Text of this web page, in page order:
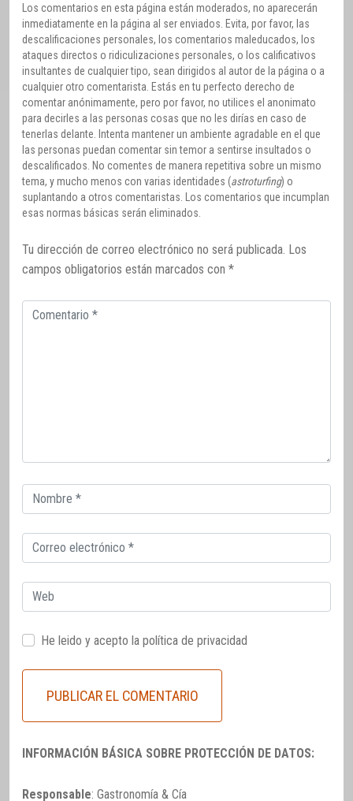
Los comentarios en esta página están moderados, no aparecerán
inmediatamente en la página al ser enviados. Evita, por favor, las
descalificaciones personales, los comentarios maleducados, los
ataques directos o ridiculizaciones personales, o los calificativos
insultantes de cualquier tipo, sean dirigidos al autor de la página o a
cualquier otro comentarista. Estás en tu perfecto derecho de
comentar anónimamente, pero por favor, no utilices el anonimato
para decirles a las personas cosas que no les dirías en caso de
tenerlas delante. Intenta mantener un ambiente agradable en el que
las personas puedan comentar sin temor a sentirse insultados o
descalificados. No comentes de manera repetitiva sobre un mismo
tema, y mucho menos con varias identidades (astroturfing) o
suplantando a otros comentaristas. Los comentarios que incumplan
esas normas básicas serán eliminados.
Tu dirección de correo electrónico no será publicada. Los
campos obligatorios están marcados con *
Comentario
Correo
electrónico
Correo
electrónico
Web
He leido y acepto la política de privacidad
INFORMACIÓN BÁSICA SOBRE PROTECCIÓN DE DATOS:
Responsable: Gastronomía & Cía